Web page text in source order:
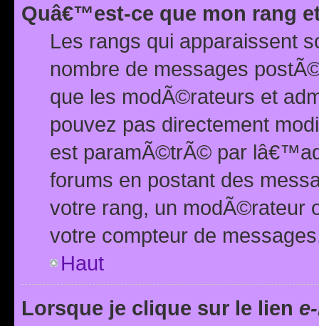
Quâ€™est-ce que mon rang
Les rangs qui apparaissent
nombre de messages
que les modÃ©rateurs et
pouvez pas directement
est paramÃ©trÃ© par
forums en postant des
votre rang, un modÃ©rateur
votre compteur de
Haut
Lorsque je clique sur le lien